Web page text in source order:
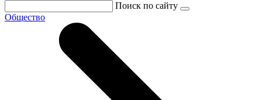
Поиск по сайту
Общество